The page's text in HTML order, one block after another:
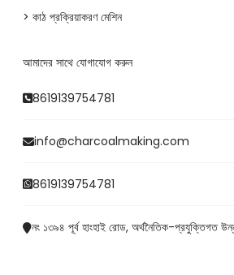
> কাঠ প্রক্রিয়াকরণ মেশিন
আমাদের সাথে যোগাযোগ করুন
8619139754781
info@charcoalmaking.com
8619139754781
নং ১৩৯৪ পূর্ব হাংহাই রোড, অর্থনৈতিক-প্রযুক্তিগত